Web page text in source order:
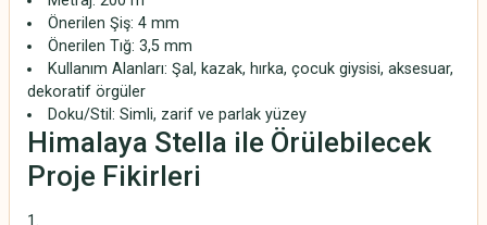
Önerilen Şiş: 4 mm
Önerilen Tığ: 3,5 mm
Kullanım Alanları: Şal, kazak, hırka, çocuk giysisi, aksesuar,
dekoratif örgüler
Doku/Stil: Simli, zarif ve parlak yüzey
Himalaya Stella ile Örülebilecek
Proje Fikirleri